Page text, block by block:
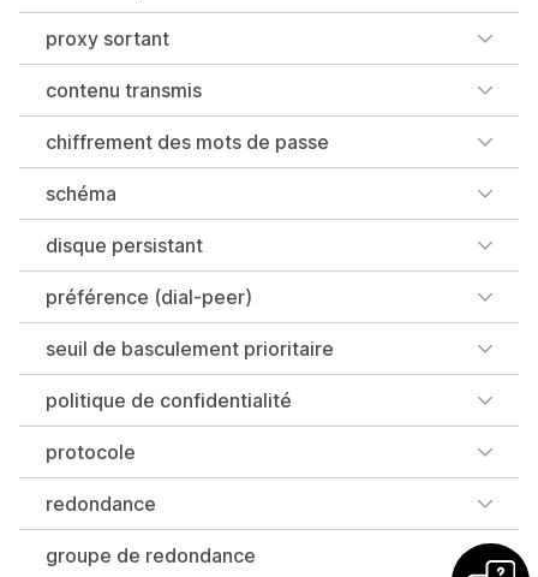
proxy sortant
contenu transmis
chiffrement des mots de passe
schéma
disque persistant
préférence (dial-peer)
seuil de basculement prioritaire
politique de confidentialité
protocole
redondance
groupe de redondance